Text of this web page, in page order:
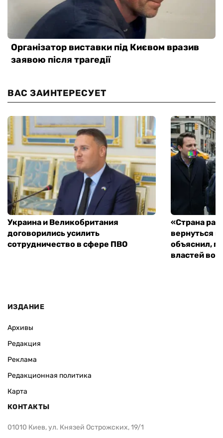
ВАС ЗАИНТЕРЕСУЕТ
Украина и Великобритания
договорились усилить
сотрудничество в сфере ПВО
«Страна
вернуться
объяснил,
властей
ИЗДАНИЕ
Архивы
Редакция
Реклама
Редакционная политика
Карта
КОНТАКТЫ
01010 Киев, ул. Князей Острожских, 19/1